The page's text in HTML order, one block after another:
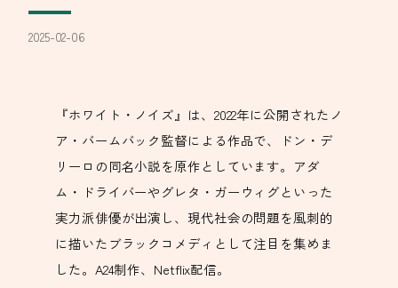
2025-02-06
『ホワイト・ノイズ』は、2022年に公開されたノ
ア・バームバック監督による作品で、ドン・デ
リーロの同名小説を原作としています。アダ
ム・ドライバーやグレタ・ガーウィグといった
実力派俳優が出演し、現代社会の問題を風刺的
に描いたブラックコメディとして注目を集めま
した。A24制作、Netflix配信。